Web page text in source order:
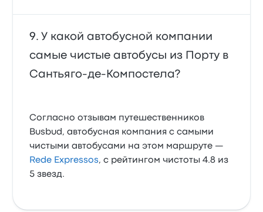
У какой автобусной компании
самые чистые автобусы из Порту в
Сантьяго-де-Компостела?
Согласно отзывам путешественников
Busbud, автобусная компания с самыми
чистыми автобусами на этом маршруте —
Rede Expressos, с рейтингом чистоты 4.8 из
5 звезд.